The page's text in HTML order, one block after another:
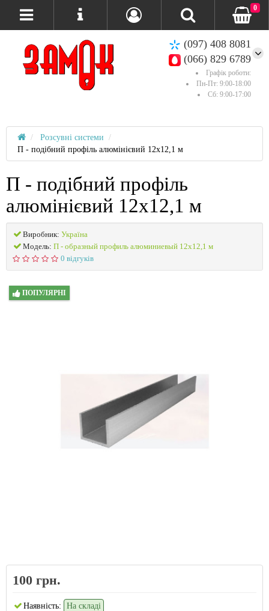
(097) 408 8081
(066) 829 6789
Графік роботи:
Пн-Пт: 9:00-18:00
Сб: 9:00-17:00
0
Розсувні системи
П - подібний профіль алюмінієвий 12х12,1 м
П - подібний профіль
алюмінієвий 12х12,1 м
Виробник: Україна
Модель: П - образный профиль алюминиевый 12х12,1 м
0 відгуків
ПОПУЛЯРНІ
100 грн.
Наявність: На складі